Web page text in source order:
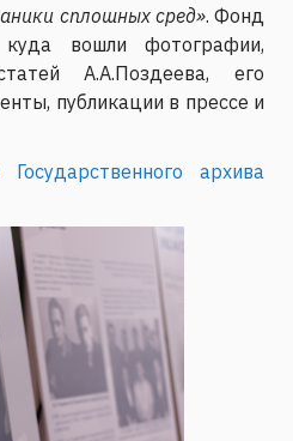
сплошных сред». Фонд
вошли фотографии,
А.А.Поздеева, его
публикации в прессе и
Государственного архива